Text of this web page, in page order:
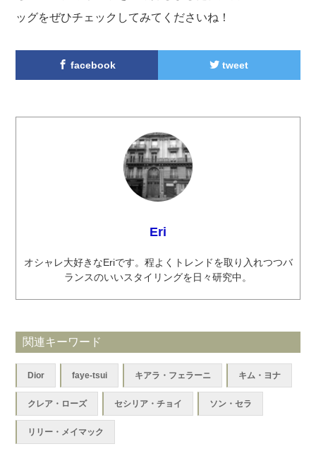
ッグをぜひチェックしてみてくださいね！
facebook tweet
Eri
オシャレ大好きなEriです。程よくトレンドを取り入れつつバ
ランスのいいスタイリングを日々研究中。
関連キーワード
Dior faye-tsui キアラ・フェラーニ キム・ヨナ
クレア・ローズ セシリア・チョイ ソン・セラ
リリー・メイマック